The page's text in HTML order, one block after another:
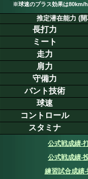
※球速のプラス効果は80km/h
推定潜在能力 (
長打力
ミート
走力
肩力
守備力
バント技術
球速
コントロール
スタミナ
公式戦成績-
公式戦成績-
練習試合成績-